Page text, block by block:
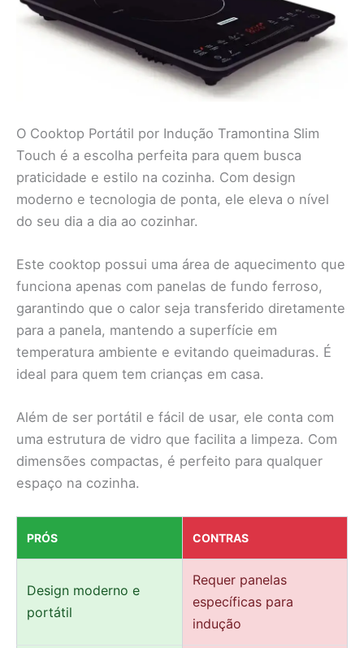
O Cooktop Portátil por Indução Tramontina Slim
Touch é a escolha perfeita para quem busca
praticidade e estilo na cozinha. Com design
moderno e tecnologia de ponta, ele eleva o nível
do seu dia a dia ao cozinhar.
Este cooktop possui uma área de aquecimento que
funciona apenas com panelas de fundo ferroso,
garantindo que o calor seja transferido diretamente
para a panela, mantendo a superfície em
temperatura ambiente e evitando queimaduras. É
ideal para quem tem crianças em casa.
Além de ser portátil e fácil de usar, ele conta com
uma estrutura de vidro que facilita a limpeza. Com
dimensões compactas, é perfeito para qualquer
espaço na cozinha.
PRÓS CONTRAS
Design moderno e
portátil
Requer panelas
específicas para
indução